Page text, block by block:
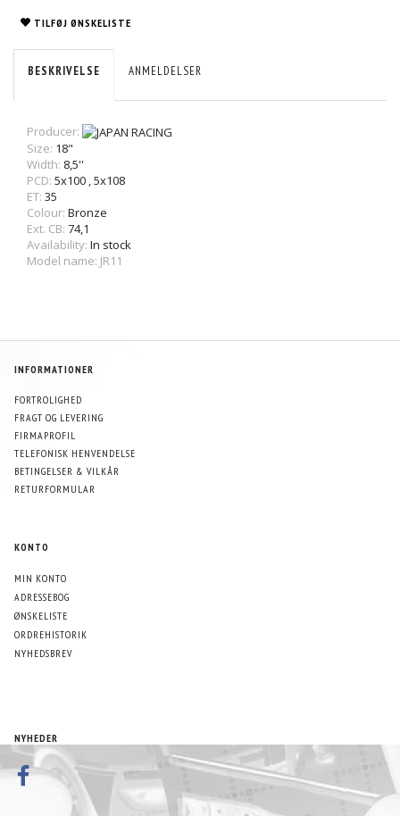
TILFØJ ØNSKELISTE
BESKRIVELSE ANMELDELSER
Producer:
Size: 18"
Width: 8,5''
PCD: 5x100 ,5x108
ET: 35
Colour: Bronze
Ext. CB: 74,1
Availability: In stock
Model name: JR11
INFORMATIONER
FORTROLIGHED
FRAGT OG LEVERING
FIRMAPROFIL
TELEFONISK HENVENDELSE
BETINGELSER & VILKÅR
RETURFORMULAR
KONTO
MIN KONTO
ADRESSEBOG
ØNSKELISTE
ORDREHISTORIK
NYHEDSBREV
NYHEDER